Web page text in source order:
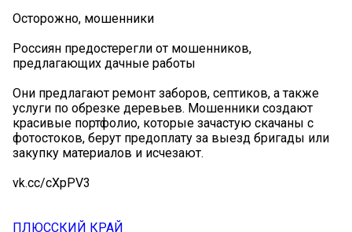
️Осторожно, мошенники️
Россиян предостерегли от мошенников,
предлагающих дачные работы
Они предлагают ремонт заборов, септиков, а также
услуги по обрезке деревьев. Мошенники создают
красивые портфолио, которые зачастую скачаны с
фотостоков, берут предоплату за выезд бригады или
закупку материалов и исчезают.
vk.cc/cXpPV3
ПЛЮССКИЙ КРАЙ